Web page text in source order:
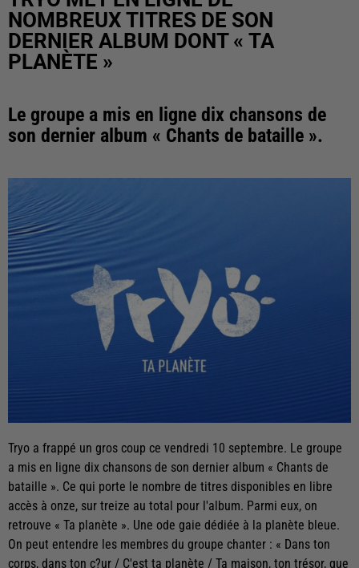
NOMBREUX TITRES DE SON
DERNIER ALBUM DONT « TA
PLANÈTE »
Le groupe a mis en ligne dix chansons de
son dernier album « Chants de bataille ».
Tryo a frappé un gros coup ce vendredi 10 septembre. Le groupe
a mis en ligne dix chansons de son dernier album « Chants de
bataille ». Ce qui porte le nombre de titres disponibles en libre
accès à onze, sur treize au total pour l'album. Parmi eux, on
retrouve « Ta planète ». Une ode gaie dédiée à la planète bleue.
On peut entendre les membres du groupe chanter : « Dans ton
corps, dans ton c?ur / C'est ta planète / Ta maison, ton trésor, que